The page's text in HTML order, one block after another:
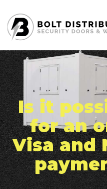
Is it
for an
Visa and